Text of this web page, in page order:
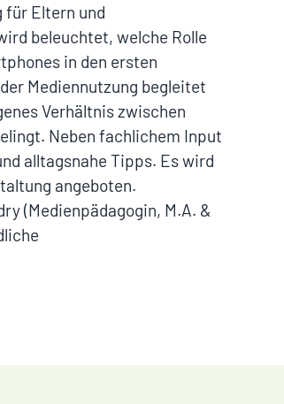
für Eltern und
beleuchtet, welche Rolle
in den ersten
Mediennutzung begleitet
Verhältnis zwischen
Neben fachlichem Input
alltagsnahe Tipps. Es wird
angeboten.
(Medienpädagogin, M.A. &